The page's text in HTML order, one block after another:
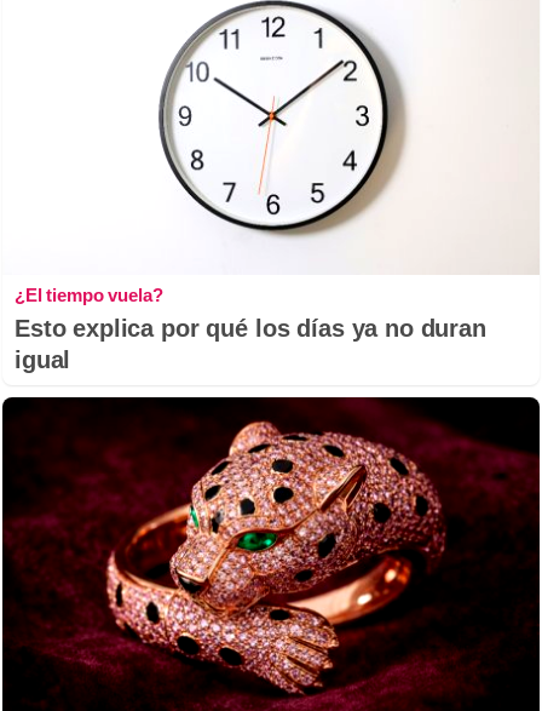
¿El tiempo vuela?
Esto explica por qué los días ya no duran
igual